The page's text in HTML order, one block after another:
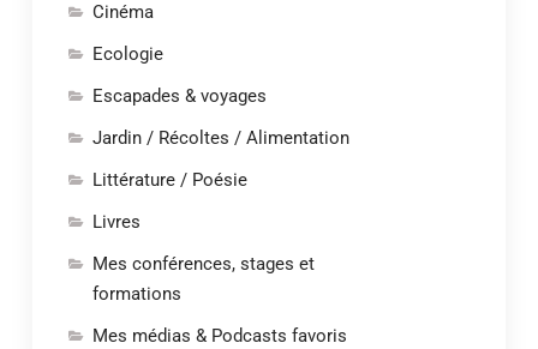
Cinéma
Ecologie
Escapades & voyages
Jardin / Récoltes / Alimentation
Littérature / Poésie
Livres
Mes conférences, stages et
formations
Mes médias & Podcasts favoris